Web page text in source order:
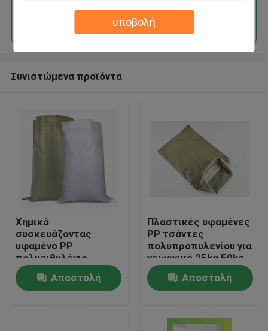
υποβολή
Σπίτι
Προϊόντα
Να συνεχίσει
Συνιστώμενα προϊόντα
Χημικό
συσκευάζοντας
υφαμένο PP
πολυαιθυλένιο
τσιμέντου άμμου
τσαντών σάκων
ρυζιού πλαστικό
Αποστολή
Πλαστικές υφαμένες
PP τσάντες
πολυπροπυλενίου για
γεωργικό 25kg 50kg
100gsm
Αποστολή